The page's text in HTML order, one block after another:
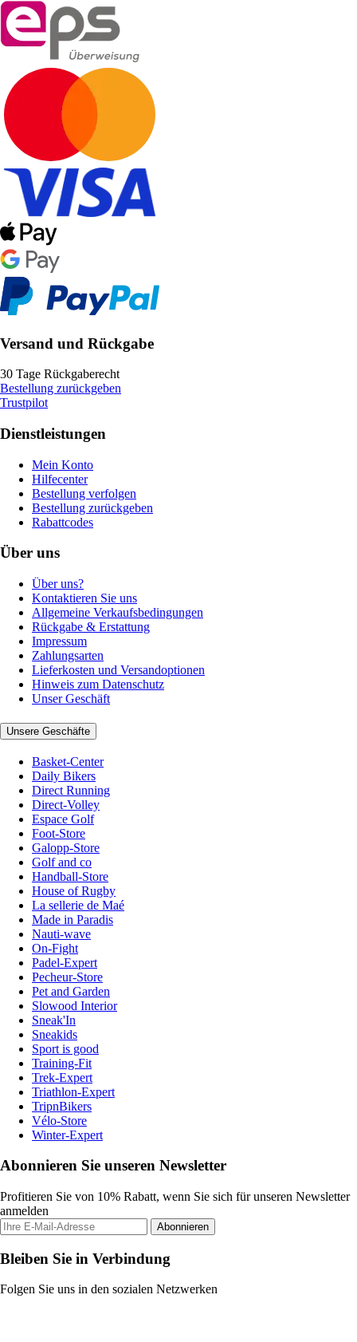
Versand und Rückgabe
30 Tage Rückgaberecht
Bestellung zurückgeben
Trustpilot
Dienstleistungen
Mein Konto
Hilfecenter
Bestellung verfolgen
Bestellung zurückgeben
Rabattcodes
Über uns
Über uns?
Kontaktieren Sie uns
Allgemeine Verkaufsbedingungen
Rückgabe & Erstattung
Impressum
Zahlungsarten
Lieferkosten und Versandoptionen
Hinweis zum Datenschutz
Unser Geschäft
Unsere Geschäfte
Basket-Center
Daily Bikers
Direct Running
Direct-Volley
Espace Golf
Foot-Store
Galopp-Store
Golf and co
Handball-Store
House of Rugby
La sellerie de Maé
Made in Paradis
Nauti-wave
On-Fight
Padel-Expert
Pecheur-Store
Pet and Garden
Slowood Interior
Sneak'In
Sneakids
Sport is good
Training-Fit
Trek-Expert
Triathlon-Expert
TripnBikers
Vélo-Store
Winter-Expert
Abonnieren Sie unseren Newsletter
Profitieren Sie von 10% Rabatt, wenn Sie sich für unseren Newsletter
anmelden
Abonnieren
Bleiben Sie in Verbindung
Folgen Sie uns in den sozialen Netzwerken